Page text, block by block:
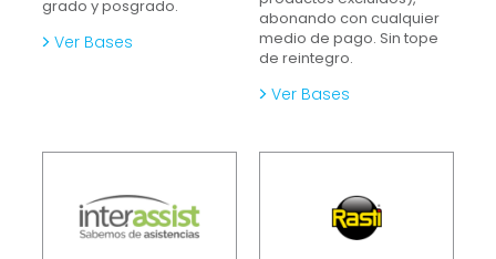
grado y posgrado.
Ver Bases
abonando con cualquier
medio de pago. Sin tope
de reintegro.
Ver Bases